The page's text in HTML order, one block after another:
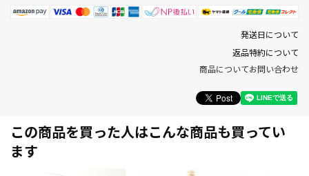
発送日について
返品特約について
商品についてお問い合わせ
この商品を買った人はこんな商品も買ってい
ます